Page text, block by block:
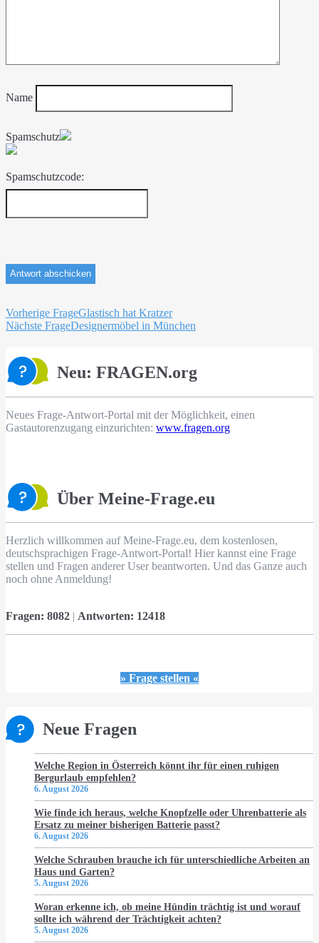
Name
Spamschutz
Spamschutzcode:
Beitragsnavigation
Vorherige FrageGlastisch hat Kratzer
Nächste FrageDesignermöbel in München
Neu: FRAGEN.org
Neues Frage-Antwort-Portal mit der Möglichkeit, einen
Gastautorenzugang einzurichten: www.fragen.org
Über Meine-Frage.eu
Herzlich willkommen auf Meine-Frage.eu, dem kostenlosen,
deutschsprachigen Frage-Antwort-Portal! Hier kannst eine Frage
stellen und Fragen anderer User beantworten. Und das Ganze auch
noch ohne Anmeldung!
Fragen: 8082 | Antworten: 12418
» Frage stellen «
Neue Fragen
Welche Region in Österreich könnt ihr für einen ruhigen
Bergurlaub empfehlen?
6. August 2026
Wie finde ich heraus, welche Knopfzelle oder Uhrenbatterie als
Ersatz zu meiner bisherigen Batterie passt?
6. August 2026
Welche Schrauben brauche ich für unterschiedliche Arbeiten an
Haus und Garten?
5. August 2026
Woran erkenne ich, ob meine Hündin trächtig ist und worauf
sollte ich während der Trächtigkeit achten?
5. August 2026